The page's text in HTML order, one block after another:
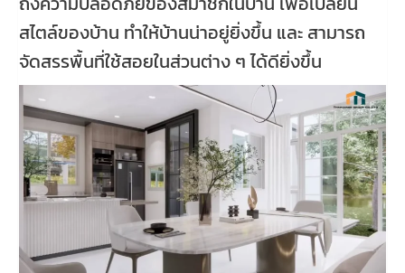
สไตล์ของบ้าน ทำให้บ้านน่าอยู่ยิ่งขึ้น และ สามารถ
จัดสรรพื้นที่ใช้สอยในส่วนต่าง ๆ ได้ดียิ่งขึ้น